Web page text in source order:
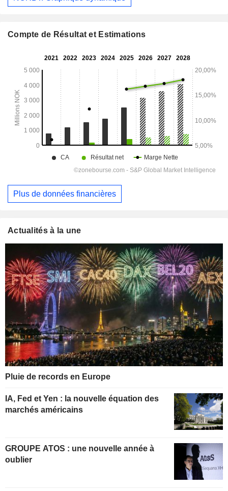
Compte de Résultat et Estimations
Plus de données financières
Actualités à la une
Pluie de records en Europe
IA, Fed et Yen : la nouvelle équation des
marchés américains
GROUPE ATOS : une nouvelle année à
oublier